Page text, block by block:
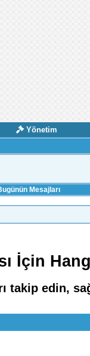
Yönetim
Mesajları
İçin
takip edin,